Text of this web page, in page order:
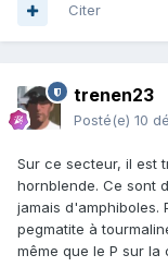
Citer
trenen23
Posté(e) 10
Sur ce secteur, il est
hornblende. Ce sont
jamais d'amphiboles.
pegmatite à
même que le P sur